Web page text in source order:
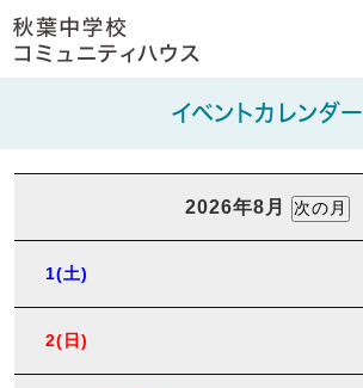
イベントカレンダー
2026年8月
1(土)
2(日)